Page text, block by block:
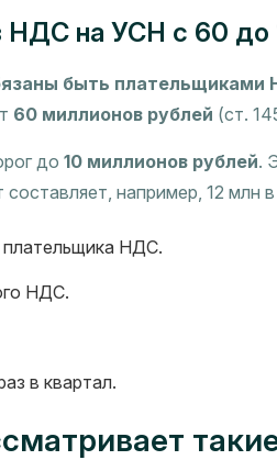
НДС на УСН с 60 до
быть плательщиками
60 миллионов рублей (ст.
до 10 миллионов рублей.
например, 12 млн
плательщика НДС.
НДС.
в квартал.